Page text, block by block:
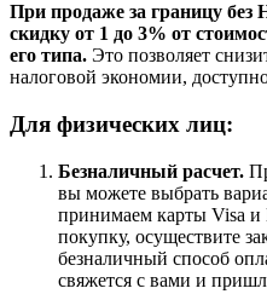
При продаже за границу
скидку от 1 до 3% от
его типа. Это позволяет
налоговой экономии,
Для физических лиц:
Безналичный расчет.
вы можете выбрать
принимаем карты Visa и
покупку, осуществите
безналичный способ
свяжется с вами и